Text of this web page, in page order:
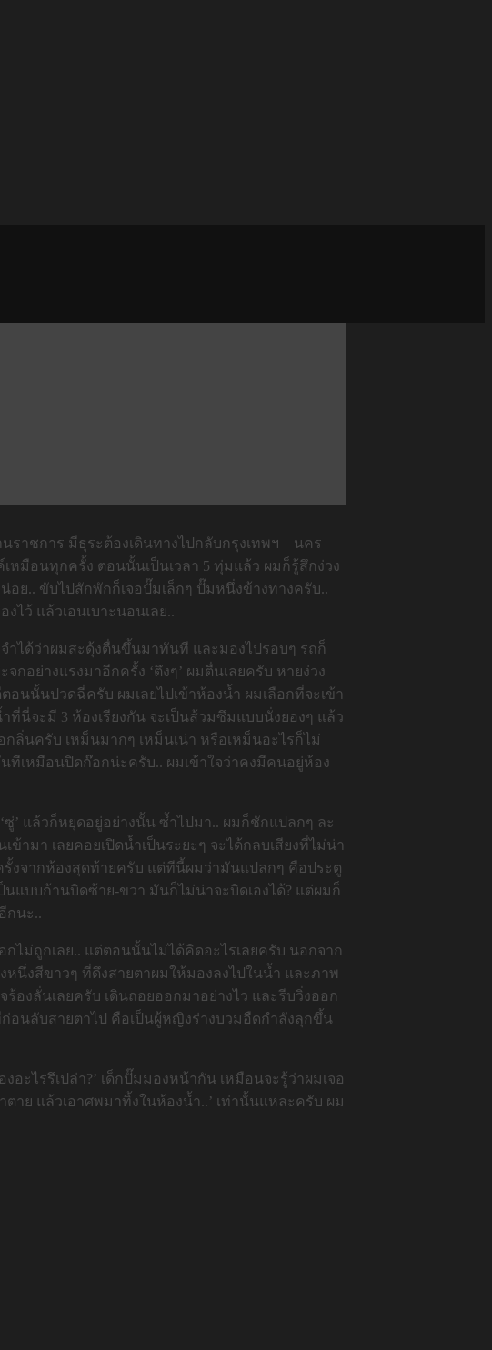
าชการ มีธุระต้องเดินทางไปกลับกรุงเทพฯ – นคร
มือนทุกครั้ง ตอนนั้นเป็นเวลา 5 ทุ่มแล้ว ผมก็รู้สึกง่วง
ย.. ขับไปสักพักก็เจอปั๊มเล็กๆ ปั๊มหนึ่งข้างทางครับ..
ว้ แล้วเอนเบาะนอนเลย..
ำได้ว่าผมสะดุ้งตื่นขึ้นมาทันที และมองไปรอบๆ รถก็
อย่างแรงมาอีกครั้ง ‘ตึงๆ’ ผมตื่นเลยครับ หายง่วง
นนั้นปวดฉี่ครับ ผมเลยไปเข้าห้องน้ำ ผมเลือกที่จะเข้า
นี่จะมี 3 ห้องเรียงกัน จะเป็นส้วมซึมแบบนั่งยองๆ แล้ว
ลิ่นครับ เหม็นมากๆ เหม็นเน่า หรือเหม็นอะไรก็ไม่
ทีเหมือนปิดก๊อกน่ะครับ.. ผมเข้าใจว่าคงมีคนอยู่ห้อง
’ แล้วก็หยุดอยู่อย่างนั้น ซ้ำไปมา.. ผมก็ชักแปลกๆ ละ
ามา เลยคอยเปิดน้ำเป็นระยะๆ จะได้กลบเสียงที่ไม่น่า
รั้งจากห้องสุดท้ายครับ แต่ทีนี้ผมว่ามันแปลกๆ คือประตู
แบบก้านบิดซ้าย-ขวา มันก็ไม่น่าจะบิดเองได้? แต่ผมก็
กนะ..
ไม่ถูกเลย.. แต่ตอนนั้นไม่ได้คิดอะไรเลยครับ นอกจาก
นึ่งสีขาวๆ ที่ดึงสายตาผมให้มองลงไปในน้ำ และภาพ
งลั่นเลยครับ เดินถอยออกมาอย่างไว และรีบวิ่งออก
อนลับสายตาไป คือเป็นผู้หญิงร่างบวมอืดกำลังลุกขึ้น
ะไรรึเปล่า?’ เด็กปั๊มมองหน้ากัน เหมือนจะรู้ว่าผมเจอ
าย แล้วเอาศพมาทิ้งในห้องน้ำ..’ เท่านั้นแหละครับ ผม